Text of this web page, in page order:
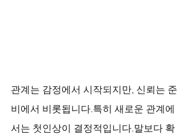
관계는 감정에서 시작되지만, 신뢰는 준
비에서 비롯됩니다.특히 새로운 관계에
서는 첫인상이 결정적입니다.말보다 확